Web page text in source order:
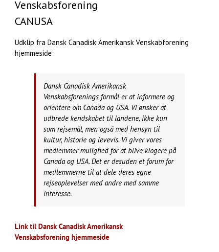
Venskabsforening
CANUSA
Udklip fra Dansk Canadisk Amerikansk Venskabforening
hjemmeside:
Dansk Canadisk Amerikansk
Venskabsforenings formål er at informere og
orientere om Canada og USA. Vi ønsker at
udbrede kendskabet til landene, ikke kun
som rejsemål, men også med hensyn til
kultur, historie og levevis. Vi giver vores
medlemmer mulighed for at blive klogere på
Canada og USA. Det er desuden et forum for
medlemmerne til at dele deres egne
rejseoplevelser med andre med samme
interesse.
Link til Dansk Canadisk Amerikansk
Venskabsforening hjemmeside